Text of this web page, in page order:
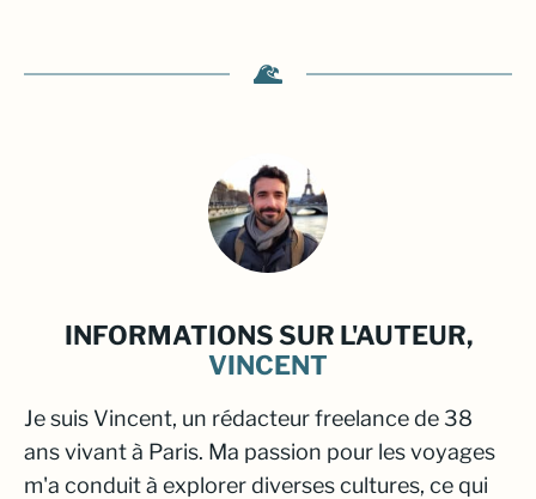
INFORMATIONS SUR L'AUTEUR,
VINCENT
Je suis Vincent, un rédacteur freelance de 38
ans vivant à Paris. Ma passion pour les voyages
m'a conduit à explorer diverses cultures, ce qui